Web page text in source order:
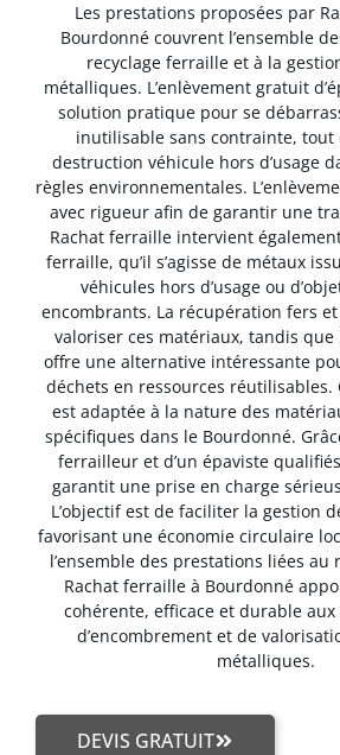
Les prestations proposées par
Bourdonné couvrent l’ensemble
recyclage ferraille et à la
métalliques. L’enlèvement gratuit
solution pratique pour se
inutilisable sans contrainte, tout
destruction véhicule hors d’usage
règles environnementales.
avec rigueur afin de garantir une
Rachat ferraille intervient
ferraille, qu’il s’agisse de métaux
véhicules hors d’usage ou
encombrants. La récupération fers
valoriser ces matériaux, tandis
offre une alternative intéressante
déchets en ressources réutilisables.
est adaptée à la nature des
spécifiques dans le Bourdonné.
ferrailleur et d’un épaviste
garantit une prise en charge
L’objectif est de faciliter la gestion
favorisant une économie circulaire
l’ensemble des prestations liées au
Rachat ferraille à Bourdonné
cohérente, efficace et durable
d’encombrement et de
métalliques.
DEVIS GRATUIT